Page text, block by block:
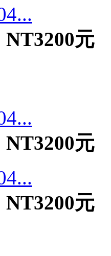
NT3200元
NT3200元
NT3200元